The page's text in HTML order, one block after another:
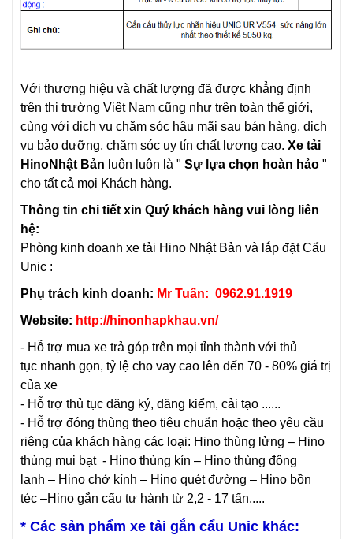
Với thương hiệu và chất lượng đã được khẳng định
trên thị trường Việt Nam cũng như trên toàn thế giới,
cùng với dịch vụ chăm sóc hậu mãi sau bán hàng, dịch
vụ bảo dưỡng, chăm sóc uy tín chất lượng cao. Xe tải
HinoNhật Bản luôn luôn là " Sự lựa chọn hoàn hảo "
cho tất cả mọi Khách hàng.
Thông tin chi tiết xin Quý khách hàng vui lòng liên
hệ:
Phòng kinh doanh xe tải Hino Nhật Bản và lắp đặt Cẩu
Unic :
Phụ trách kinh doanh: Mr Tuấn: 0962.91.1919
Website: http://hinonhapkhau.vn/
- Hỗ trợ mua xe trả góp trên mọi tỉnh thành với thủ
tục nhanh gọn, tỷ lệ cho vay cao lên đến 70 - 80% giá trị
của xe
- Hỗ trợ thủ tục đăng ký, đăng kiểm, cải tạo ......
- Hỗ trợ đóng thùng theo tiêu chuẩn hoặc theo yêu cầu
riêng của khách hàng các loại: Hino thùng lửng – Hino
thùng mui bạt - Hino thùng kín – Hino thùng đông
lạnh – Hino chở kính – Hino quét đường – Hino bồn
téc –Hino gắn cẩu tự hành từ 2,2 - 17 tấn.....
* Các sản phẩm xe tải gắn cẩu Unic khác: